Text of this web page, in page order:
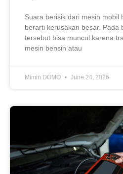
Suara berisik dari mesin mobil
berarti kerusakan besar. Pada
tersebut bisa muncul karena
mesin bensin atau
Mimin DOMO June 24, 2026